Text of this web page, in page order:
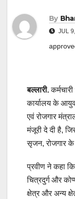
By
JUL
बल्लारी.
कार्यालय के
एवं रोजगार
मंजूरी दे दी है,
सृजन, रोजगार के
प्रवीण ने कहा
चित्रदुर्ग और
क्षेत्र और अन्य